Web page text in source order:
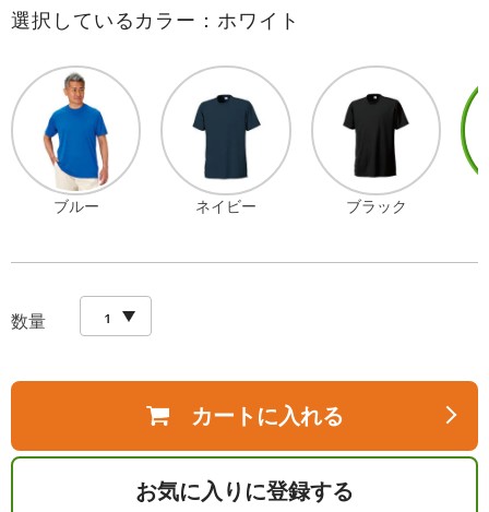
選択しているカラー：ホワイト
ブルー ネイビー ブラック
数量
カートに入れる
お気に入りに登録する